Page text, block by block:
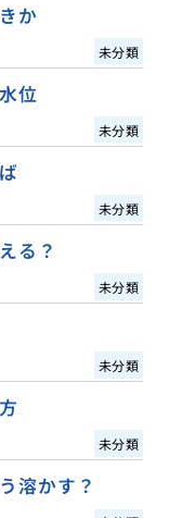
か
未分類
位
未分類
未分類
る？
未分類
未分類
未分類
溶かす？